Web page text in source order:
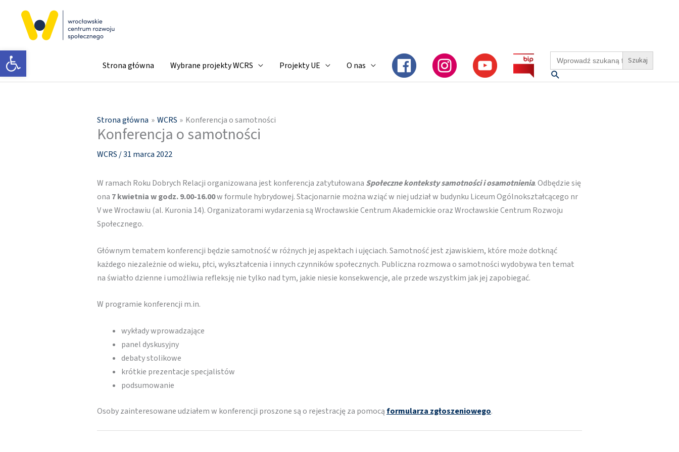
Otwórz pasek narzędzi Strona główna Wybrane projekty WCRS Projekty UE O nas
Search
for:
Szukaj
Strona główna WCRS Konferencja o samotności
Konferencja o samotności
WCRS /31 marca 2022
W ramach Roku Dobrych Relacji organizowana jest konferencja zatytułowana Społeczne konteksty samotności i osamotnienia. Odbędzie się
ona 7 kwietnia w godz. 9.00-16.00w formule hybrydowej. Stacjonarnie można wziąć w niej udział w budynku Liceum Ogólnokształcącego nr
V we Wrocławiu (al. Kuronia 14). Organizatorami wydarzenia są Wrocławskie Centrum Akademickie oraz Wrocławskie Centrum Rozwoju
Społecznego.
Głównym tematem konferencji będzie samotność w różnych jej aspektach i ujęciach. Samotność jest zjawiskiem, które może dotknąć
każdego niezależnie od wieku, płci, wykształcenia i innych czynników społecznych. Publiczna rozmowa o samotności wydobywa ten temat
na światło dzienne i umożliwia refleksję nie tylko nad tym, jakie niesie konsekwencje, ale przede wszystkim jak jej zapobiegać.
W programie konferencji m.in.
wykłady wprowadzające
panel dyskusyjny
debaty stolikowe
krótkie prezentacje specjalistów
podsumowanie
Osoby zainteresowane udziałem w konferencji proszone są o rejestrację za pomocąformularza zgłoszeniowego.